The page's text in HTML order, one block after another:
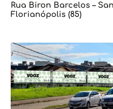
Rua Biron Barcelos –
Florianópolis (85)